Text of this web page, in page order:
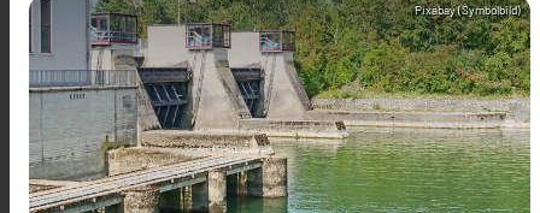
Pixabay (Symbolbild)